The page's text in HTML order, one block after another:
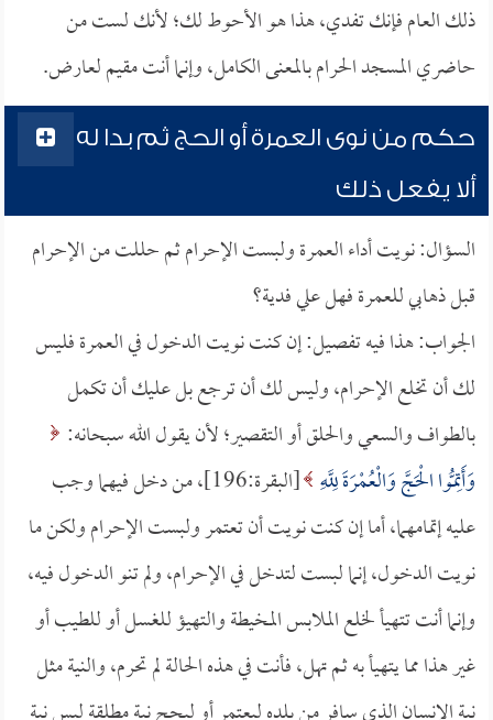
ذلك العام فإنك تفدي، هذا هو الأحوط لك؛ لأنك لست من
حاضري المسجد الحرام بالمعنى الكامل، وإنما أنت مقيم لعارض.
حكم من نوى العمرة أو الحج ثم بدا له
ألا يفعل ذلك
السؤال: نويت أداء العمرة ولبست الإحرام ثم حللت من الإحرام
قبل ذهابي للعمرة فهل علي فدية؟
الجواب: هذا فيه تفصيل: إن كنت نويت الدخول في العمرة فليس
لك أن تخلع الإحرام، وليس لك أن ترجع بل عليك أن تكمل
بالطواف والسعي والحلق أو التقصير؛ لأن يقول الله سبحانه:
وَأَتِمُّوا الْحَجَّ وَالْعُمْرَةَ لِلَّهِ
[البقرة:196]، من دخل فيهما وجب
عليه إتمامهما، أما إن كنت نويت أن تعتمر ولبست الإحرام ولكن ما
نويت الدخول، إنما لبست لتدخل في الإحرام، ولم تنو الدخول فيه،
وإنما أنت تتهيأ لخلع الملابس المخيطة والتهيؤ للغسل أو للطيب أو
غير هذا مما يتهيأ به ثم تهل، فأنت في هذه الحالة لم تحرم، والنية مثل